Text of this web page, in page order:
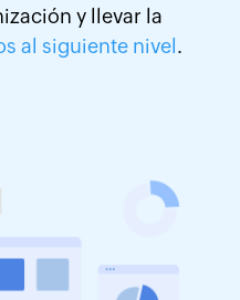
y llevar la
al siguiente nivel.